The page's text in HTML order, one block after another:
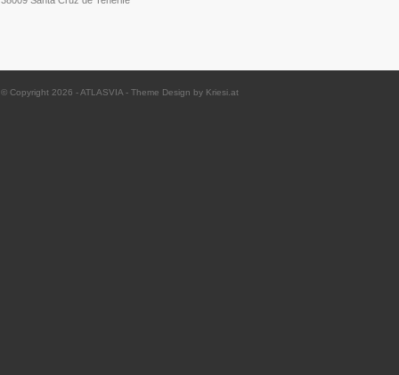
© Copyright 2026 -ATLASVIA - Theme Design by Kriesi.at